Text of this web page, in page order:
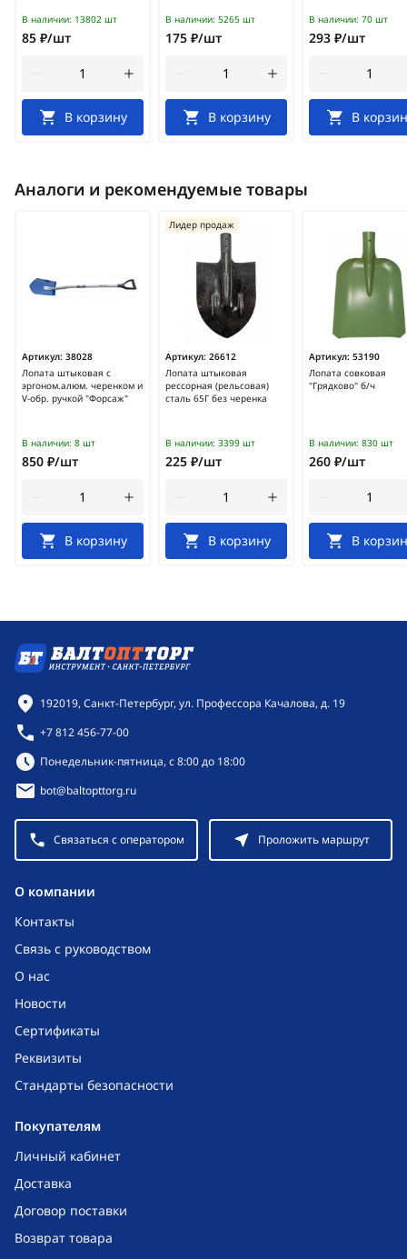
В наличии: 13802 шт
85 ₽/шт
В корзину
В наличии: 5265 шт
175 ₽/шт
В корзину
В наличии: 70 шт
293 ₽/шт
В
Аналоги и рекомендуемые товары
Артикул: 38028
Лопата штыковая с
эргоном.алюм. черенком и
V-обр. ручкой "Форсаж"
В наличии: 8 шт
850 ₽/шт
В корзину
Артикул: 26612
Лопата штыковая
рессорная (рельсовая)
сталь 65Г без черенка
Лидер продаж
В наличии: 3399 шт
225 ₽/шт
В корзину
Артикул: 53190
Лопата совковая
"Грядково" б/ч
В наличии: 830 шт
260 ₽/шт
В
O компании
Контакты
Связь с руководством
О нас
Новости
Сертификаты
Реквизиты
Стандарты безопасности
Покупателям
Личный кабинет
Доставка
Договор поставки
Возврат товара
Контактная информация
192019, Санкт-Петербург, ул. Профессора Качалова, д. 19
+7 812 456-77-00
Режим работы:
Понедельник-пятница, с 8:00 до 18:00
bot@baltopttorg.ru
Связаться с оператором Проложить маршрут